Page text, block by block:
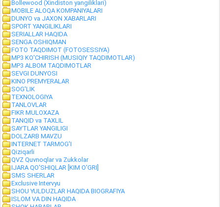
Bollewood (Xindiston yangiliklari)
MOBILE ALOQA KOMPANIYALARI
DUNYO va JAXON XABARLARI
SPORT YANGILIKLARI
SERIALLAR HAQIDA
SENGA OSHIQMAN
FOTO TAQDIMOT (FOTOSESSIYA)
MP3 KO'CHIRISH (MUSIQIY TAQDIMOTLAR)
MP3 ALBOM TAQDIMOTLAR
SEVGI DUNYOSI
KINO PREMYERALAR
SOG'LIK
TEXNOLOGIYA
TANLOVLAR
FIKR MULOXAZA
TANQID va TAXLIL
SAYTLAR YANGILIGI
DOLZARB MAVZU
INTERNET TARMOG'I
Qiziqarli
QVZ Quvnoqlar va Zukkolar
IJARA QO'SHIQLAR [KIM O'GRI]
SMS SHERLAR
Exclusive Intervyu
SHOU YULDUZLAR HAQIDA BIOGRAFIYA
ISLOM VA DIN HAQIDA